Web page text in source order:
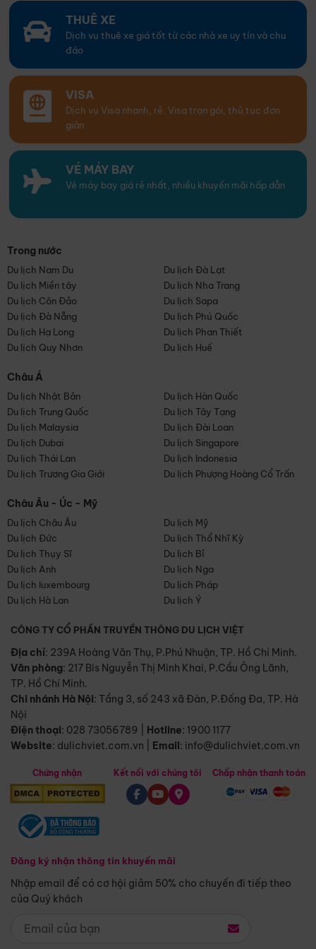
THUÊ XE
Dịch vụ thuê xe giá tốt từ các nhà xe uy tín và chu
đáo
VISA
Dịch vụ Visa nhanh, rẻ. Visa trọn gói, thủ tục đơn
giản
VÉ MÁY BAY
Vé máy bay giá rẻ nhất, nhiều khuyến mãi hấp dẫn
Trong nước
Du lịch Nam Du
Du lịch Đà Lạt
Du lịch Miền tây
Du lịch Nha Trang
Du lịch Côn Đảo
Du lịch Sapa
Du lịch Đà Nẵng
Du lịch Phú Quốc
Du lịch Hạ Long
Du lịch Phan Thiết
Du lịch Quy Nhơn
Du lịch Huế
Châu Á
Du lịch Nhật Bản
Du lịch Hàn Quốc
Du lịch Trung Quốc
Du lịch Tây Tạng
Du lịch Malaysia
Du lịch Đài Loan
Du lịch Dubai
Du lịch Singapore
Du lịch Thái Lan
Du lịch Indonesia
Du lịch Trương Gia Giới
Du lịch Phượng Hoàng Cổ Trấn
Châu Âu - Úc - Mỹ
Du lịch Châu Âu
Du lịch Mỹ
Du lịch Đức
Du lịch Thổ Nhĩ Kỳ
Du lịch Thụy Sĩ
Du lịch Bỉ
Du lịch Anh
Du lịch Nga
Du lịch luxembourg
Du lịch Pháp
Du lịch Hà Lan
Du lịch Ý
CÔNG TY CỔ PHẦN TRUYỀN THÔNG DU LỊCH VIỆT
Địa chỉ: 239A Hoàng Văn Thụ, P.Phú Nhuận, TP. Hồ Chí Minh.
Văn phòng: 217 Bis Nguyễn Thị Minh Khai, P.Cầu Ông Lãnh,
TP. Hồ Chí Minh.
Chi nhánh Hà Nội: Tầng 3, số 243 xã Đàn, P.Đống Đa, TP. Hà
Nội
Điện thoại: 028 73056789 Hotline: 1900 1177
Website: dulichviet.com.vn Email: info@dulichviet.com.vn
Chứng nhận
Đăng ký nhận thông tin khuyến mãi
Nhập email để có cơ hội giảm 50% cho chuyến đi tiếp theo
của Quý khách
Kết nối với chúng tôi Chấp nhận thanh toán